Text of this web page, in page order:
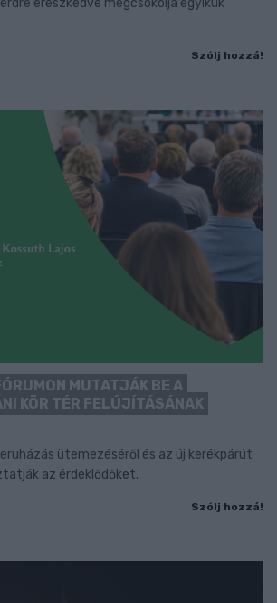
ereszkedve megcsókolja egyikük
Szólj hozzá!
MUTATJÁK BE A
KÖR TÉR FELÚJÍTÁSÁNAK
ütemezéséről és az új kerékpárút
az érdeklődőket.
Szólj hozzá!